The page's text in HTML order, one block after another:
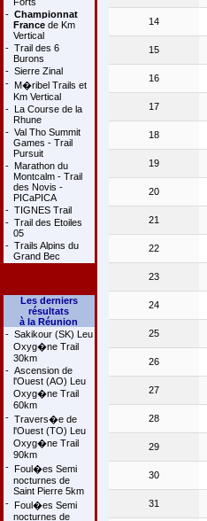
- Championnat
Francede Km
Vertical
- Trail des 6
Burons
- Sierre Zinal
- M�ribel Trails et
Km Vertical
- La Course de la
Rhune
- Val Tho Summit
Games - Trail
Pursuit
- Marathon du
Montcalm - Trail
des Novis -
PICaPICA
- TIGNES Trail
- Trail des Etoiles
05
- Trails Alpins du
Grand Bec
Les derniers
résultats
à la Réunion
- Sakikour (SK) Leu
Oxyg�ne Trail
30km
- Ascension de
l'Ouest (AO) Leu
Oxyg�ne Trail
60km
- Travers�e de
l'Ouest (TO) Leu
Oxyg�ne Trail
90km
- Foul�es Semi
nocturnes de
Saint Pierre 5km
- Foul�es Semi
nocturnes de
14
15
16
17
18
19
20
21
22
23
24
25
26
27
28
29
30
31